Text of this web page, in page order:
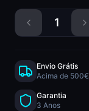
1
Envio Grátis
Acima de 500€
Garantia
3 Anos